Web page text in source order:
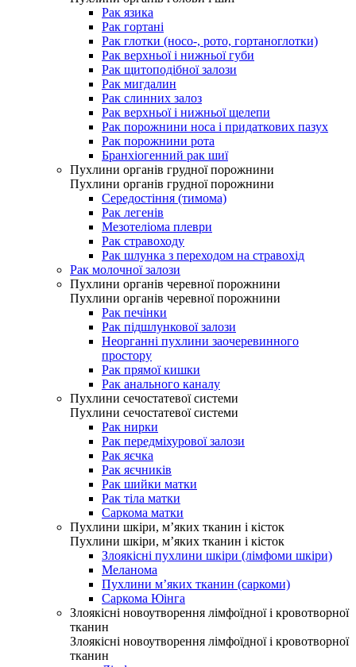
Рак язика
Рак гортані
Рак глотки (носо-, рото, гортаноглотки)
Рак верхньої і нижньої губи
Рак щитоподібної залози
Рак мигдалин
Рак слинних залоз
Рак верхньої і нижньої щелепи
Рак порожнини носа і придаткових пазух
Рак порожнини рота
Бранхіогенний рак шиї
Пухлини органів грудної порожнини
Пухлини органів грудної порожнини
Середостіння (тимома)
Рак легенів
Мезотеліома плеври
Рак стравоходу
Рак шлунка з переходом на стравохід
Рак молочної залози
Пухлини органів черевної порожнини
Пухлини органів черевної порожнини
Рак печінки
Рак підшлункової залози
Неорганні пухлини заочеревинного
простору
Рак прямої кишки
Рак анального каналу
Пухлини сечостатевої системи
Пухлини сечостатевої системи
Рак нирки
Рак передміхурової залози
Рак яєчка
Рак яєчників
Рак шийки матки
Рак тіла матки
Саркома матки
Пухлини шкіри, м’яких тканин і кісток
Пухлини шкіри, м’яких тканин і кісток
Злоякісні пухлини шкіри (лімфоми шкіри)
Меланома
Пухлини м’яких тканин (саркоми)
Саркома Юінга
Злоякісні новоутворення лімфоїдної і кровотворної
тканин
Злоякісні новоутворення лімфоїдної і кровотворної
тканин